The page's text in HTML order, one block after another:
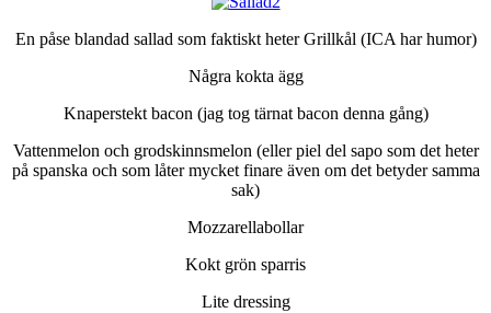
En påse blandad sallad som faktiskt heter Grillkål (ICA har humor)
Några kokta ägg
Knaperstekt bacon (jag tog tärnat bacon denna gång)
Vattenmelon och grodskinnsmelon (eller piel del sapo som det heter
på spanska och som låter mycket finare även om det betyder samma
sak)
Mozzarellabollar
Kokt grön sparris
Lite dressing